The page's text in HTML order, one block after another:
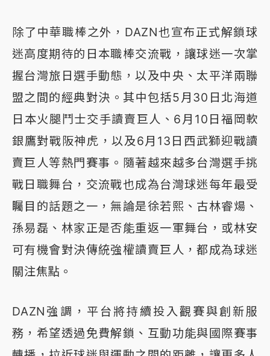
除了中華職棒之外，DAZN也宣布正式解鎖球
迷高度期待的日本職棒交流戰，讓球迷一次掌
握台灣旅日選手動態，以及中央、太平洋兩聯
盟之間的經典對決。其中包括5月30日北海道
日本火腿鬥士交手讀賣巨人、6月10日福岡軟
銀鷹對戰阪神虎，以及6月13日西武獅迎戰讀
賣巨人等熱門賽事。隨著越來越多台灣選手挑
戰日職舞台，交流戰也成為台灣球迷每年最受
矚目的話題之一，無論是徐若熙、古林睿煬、
孫易磊、林家正是否能重返一軍舞台，或林安
可有機會對決傳統強權讀賣巨人，都成為球迷
關注焦點。
DAZN強調，平台將持續投入觀賽與創新服
務，希望透過免費解鎖、互動功能與國際賽事